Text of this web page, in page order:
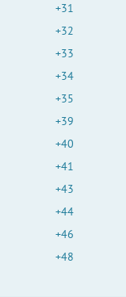
+31
+32
+33
+34
+35
+39
+40
+41
+43
+44
+46
+48